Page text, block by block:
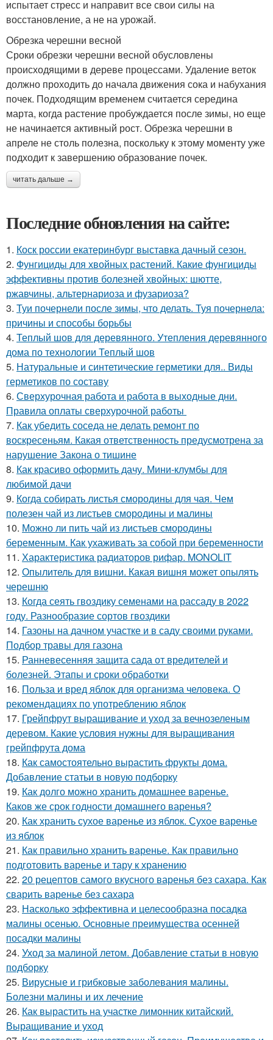
испытает стресс и направит все свои силы на
восстановление, а не на урожай.
Обрезка черешни весной
Сроки обрезки черешни весной обусловлены
происходящими в дереве процессами. Удаление веток
должно проходить до начала движения сока и набухания
почек. Подходящим временем считается середина
марта, когда растение пробуждается после зимы, но еще
не начинается активный рост. Обрезка черешни в
апреле не столь полезна, поскольку к этому моменту уже
подходит к завершению образование почек.
читать дальше →
Последние обновления на сайте:
1. Коск россии екатеринбург выставка дачный сезон.
2. Фунгициды для хвойных растений. Какие фунгициды
эффективны против болезней хвойных: шютте,
ржавчины, альтернариоза и фузариоза?
3. Туи почернели после зимы, что делать. Туя почернела:
причины и способы борьбы
4. Теплый шов для деревянного. Утепления деревянного
дома по технологии Теплый шов
5. Натуральные и синтетические герметики для.. Виды
герметиков по составу
6. Сверхурочная работа и работа в выходные дни.
Правила оплаты сверхурочной работы
7. Как убедить соседа не делать ремонт по
воскресеньям. Какая ответственность предусмотрена за
нарушение Закона о тишине
8. Как красиво оформить дачу. Мини-клумбы для
любимой дачи
9. Когда собирать листья смородины для чая. Чем
полезен чай из листьев смородины и малины
10. Можно ли пить чай из листьев смородины
беременным. Как ухаживать за собой при беременности
11. Характеристика радиаторов рифар. MONOLIT
12. Опылитель для вишни. Какая вишня может опылять
черешню
13. Когда сеять гвоздику семенами на рассаду в 2022
году. Разнообразие сортов гвоздики
14. Газоны на дачном участке и в саду своими руками.
Подбор травы для газона
15. Ранневесенняя защита сада от вредителей и
болезней. Этапы и сроки обработки
16. Польза и вред яблок для организма человека. О
рекомендациях по употреблению яблок
17. Грейпфрут выращивание и уход за вечнозеленым
деревом. Какие условия нужны для выращивания
грейпфрута дома
18. Как самостоятельно вырастить фрукты дома.
Добавление статьи в новую подборку
19. Как долго можно хранить домашнее варенье.
Каков же срок годности домашнего варенья?
20. Как хранить сухое варенье из яблок. Сухое варенье
из яблок
21. Как правильно хранить варенье. Как правильно
подготовить варенье и тару к хранению
22. 20 рецептов самого вкусного варенья без сахара. Как
сварить варенье без сахара
23. Насколько эффективна и целесообразна посадка
малины осенью. Основные преимущества осенней
посадки малины
24. Уход за малиной летом. Добавление статьи в новую
подборку
25. Вирусные и грибковые заболевания малины.
Болезни малины и их лечение
26. Как вырастить на участке лимонник китайский.
Выращивание и уход